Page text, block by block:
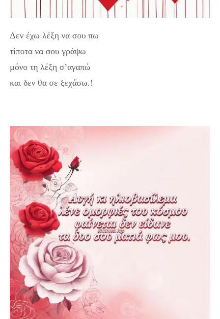
Δεν έχω λέξη να σου πω
τίποτα να σου γράψω
μόνο τη λέξη σ’αγαπώ
και δεν θα σε ξεχάσω.!